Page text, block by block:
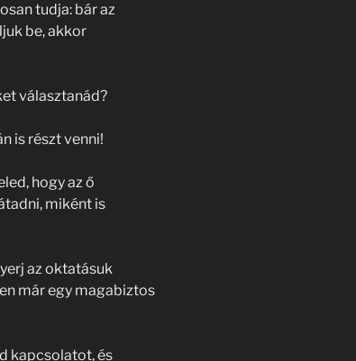
tudja: bár az
be, akkor
választanád?
is részt venni!
hogy az ő
miként is
az oktatásuk
már egy magabiztos
kapcsolatot, és